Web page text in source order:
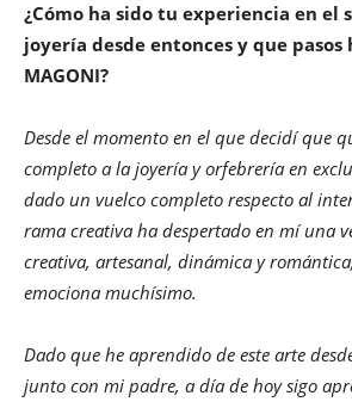
¿Cómo ha sido tu experiencia en el
joyería desde entonces y que pasos
MAGONI?
Desde el momento en el que decidí que
completo a la joyería y orfebrería en
dado un vuelco completo respecto al
rama creativa ha despertado en mí una
creativa, artesanal, dinámica y
emociona muchísimo.
Dado que he aprendido de este arte
junto con mi padre, a día de hoy sigo